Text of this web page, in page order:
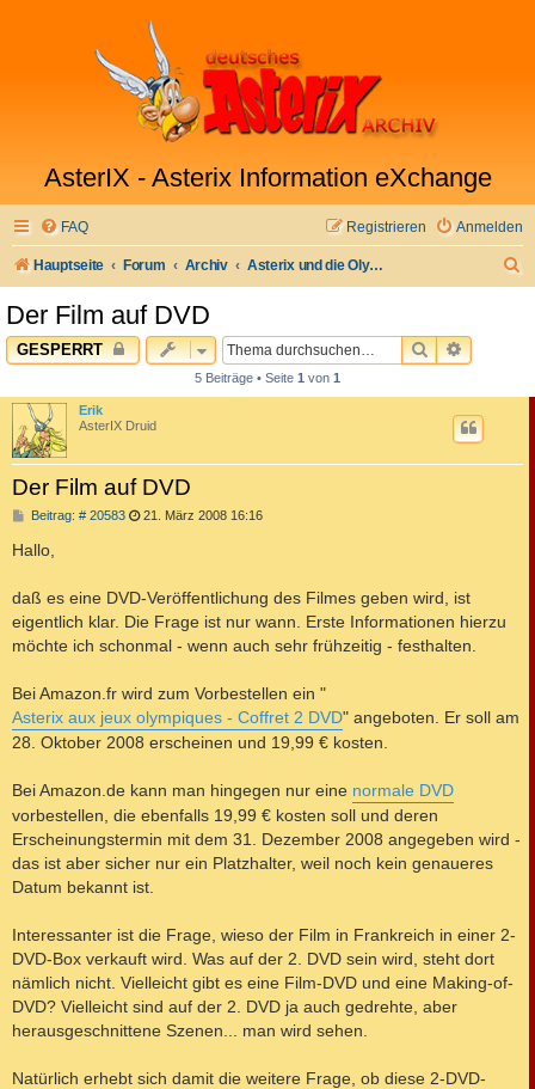
AsterIX - Asterix Information eXchange
FAQ Anmelden
Registrieren
Hauptseite Forum Archiv Asterix und die Olympischen Spiele - Der Film
Der Film auf DVD
GESPERRT SUCHE
5 Beiträge • Seite 1 von 1
Erik
AsterIX Druid
Der Film auf DVD
Beitrag: # 20583B
a
g
21. März 2008 16:16
Hallo,
daß es eine DVD-Veröffentlichung des Filmes geben wird, ist
eigentlich klar. Die Frage ist nur wann. Erste Informationen hierzu
möchte ich schonmal - wenn auch sehr frühzeitig - festhalten.
Bei Amazon.fr wird zum Vorbestellen ein "
Asterix aux jeux olympiques - Coffret 2 DVD" angeboten. Er soll am
28. Oktober 2008 erscheinen und 19,99 € kosten.
Bei Amazon.de kann man hingegen nur eine normale DVD
vorbestellen, die ebenfalls 19,99 € kosten soll und deren
Erscheinungstermin mit dem 31. Dezember 2008 angegeben wird -
das ist aber sicher nur ein Platzhalter, weil noch kein genaueres
Datum bekannt ist.
Interessanter ist die Frage, wieso der Film in Frankreich in einer 2-
DVD-Box verkauft wird. Was auf der 2. DVD sein wird, steht dort
nämlich nicht. Vielleicht gibt es eine Film-DVD und eine Making-of-
DVD? Vielleicht sind auf der 2. DVD ja auch gedrehte, aber
herausgeschnittene Szenen... man wird sehen.
Natürlich erhebt sich damit die weitere Frage, ob diese 2-DVD-